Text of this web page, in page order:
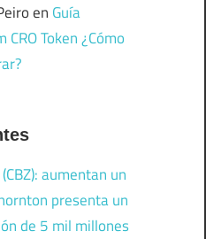
en Guía
CRO Token ¿Cómo
aumentan un
presenta un
de 5 mil millones